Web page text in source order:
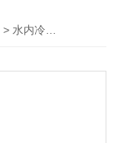
>水内冷发电机直流耐压试验装置